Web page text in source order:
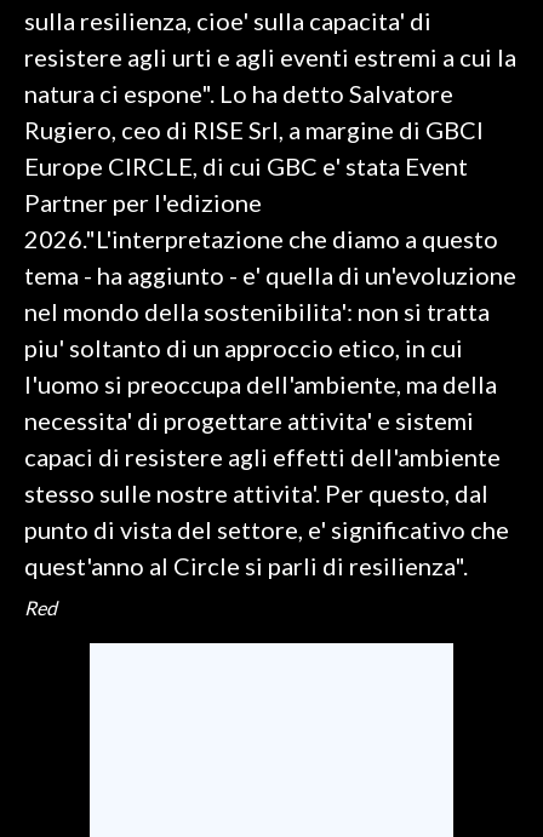
SPETTACOLI
SALUTE
SARDEGNA TURISMO
SARDI NEL MONDO
NOTIZIE
EVENTI
#CARAUNIONE
INSULARITÀ
INFO AZIENDE
sulla resilienza, cioe' sulla capacita' di
resistere agli urti e agli eventi estremi a cui la
natura ci espone". Lo ha detto Salvatore
Rugiero, ceo di RISE Srl, a margine di GBCI
Europe CIRCLE, di cui GBC e' stata Event
Partner per l'edizione
2026."L'interpretazione che diamo a questo
tema - ha aggiunto - e' quella di un'evoluzione
nel mondo della sostenibilita': non si tratta
piu' soltanto di un approccio etico, in cui
l'uomo si preoccupa dell'ambiente, ma della
necessita' di progettare attivita' e sistemi
capaci di resistere agli effetti dell'ambiente
stesso sulle nostre attivita'. Per questo, dal
punto di vista del settore, e' significativo che
quest'anno al Circle si parli di resilienza".
Red